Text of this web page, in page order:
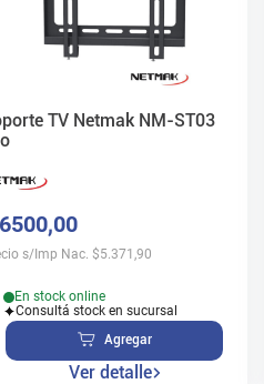
TV Netmak NM-ST03
6500,00
s/Imp Nac. $5.371,90
En stock online
Consultá stock en sucursal
Agregar
Ver detalle